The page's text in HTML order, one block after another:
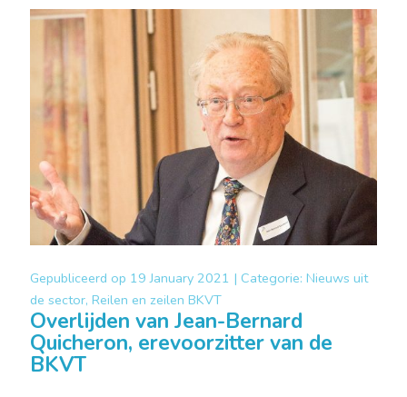
Gepubliceerd op 19 January 2021 | Categorie: Nieuws uit
de sector, Reilen en zeilen BKVT
Overlijden van Jean-Bernard
Quicheron, erevoorzitter van de
BKVT